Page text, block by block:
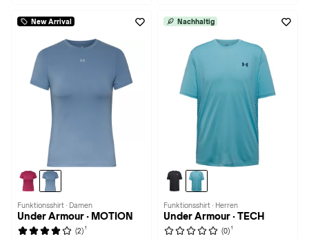
New Arrival
Funktionsshirt · Damen
Under Armour · MOTION
(2) 1
Nachhaltig
Funktionsshirt · Herren
Under Armour · TECH
(0) 1